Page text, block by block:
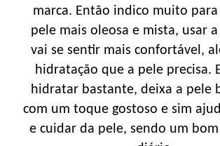
marca. Então indico muito
pele mais oleosa e mista, usar
vai se sentir mais confortável,
hidratação que a pele precisa.
hidratar bastante, deixa a pele
com um toque gostoso e sim
e cuidar da pele, sendo um